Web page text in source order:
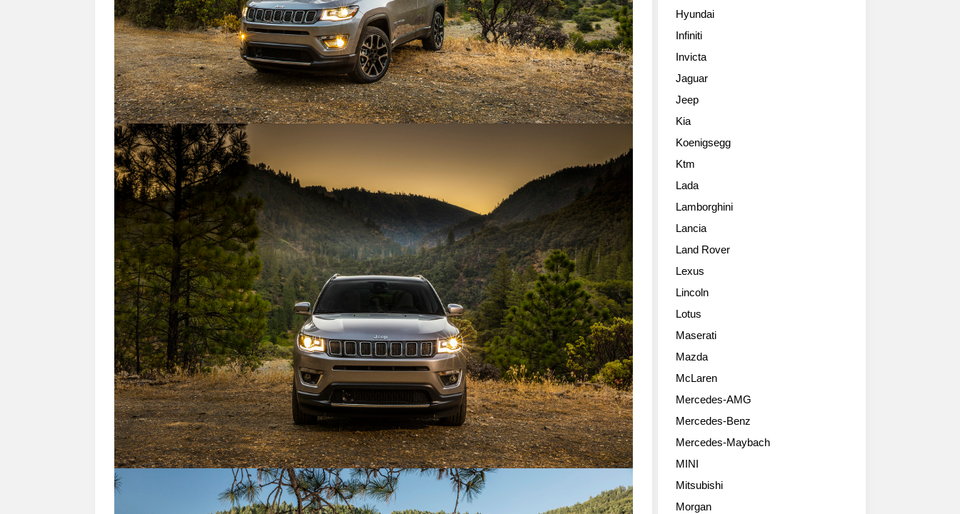
Hyundai
Infiniti
Invicta
Jaguar
Jeep
Kia
Koenigsegg
Ktm
Lada
Lamborghini
Lancia
Land Rover
Lexus
Lincoln
Lotus
Maserati
Mazda
McLaren
Mercedes-AMG
Mercedes-Benz
Mercedes-Maybach
MINI
Mitsubishi
Morgan